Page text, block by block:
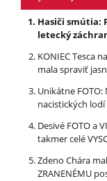
Hasiči smútia:
letecký
KONIEC Tesca
mala spraviť
Unikátne FOTO:
nacistických lodí
Desivé FOTO a
takmer celé
Zdeno Chára
ZRANENÉMU